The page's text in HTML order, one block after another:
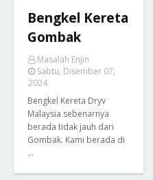
Bengkel Kereta
Gombak
Masalah Enjin
Sabtu, Disember 07,
2024
Bengkel Kereta Dryv
Malaysia sebenarnya
berada tidak jauh dari
Gombak. Kami berada di
…